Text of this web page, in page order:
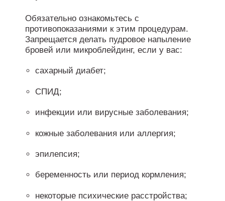
Обязательно ознакомьтесь с
противопоказаниями к этим процедурам.
Запрещается делать пудровое напыление
бровей или микроблейдинг, если у вас:
сахарный диабет;
СПИД;
инфекции или вирусные заболевания;
кожные заболевания или аллергия;
эпилепсия;
беременность или период кормления;
некоторые психические расстройства;